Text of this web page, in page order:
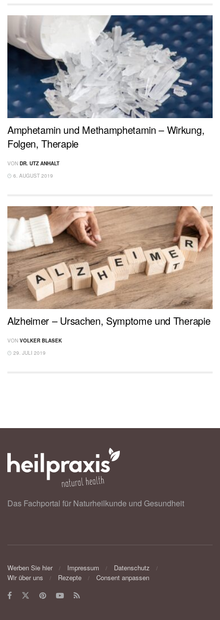
Amphetamin und Methamphetamin – Wirkung,
Folgen, Therapie
VON DR. UTZ ANHALT
6. AUGUST 2019
Alzheimer – Ursachen, Symptome und Therapie
VON VOLKER BLASEK
29. JULI 2019
Das Fachportal für Naturheilkunde und Gesundheit
Werben Sie hier Impressum
Datenschutz
Wir über uns
Rezepte Consent anpassen